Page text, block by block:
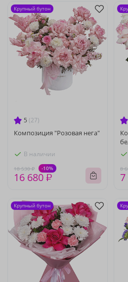
5 (27)
Композиция "Розовая нега"
В наличии
18 530 ₽ -10%
16 680 ₽
Крупный бутон
8
Крупный бутон